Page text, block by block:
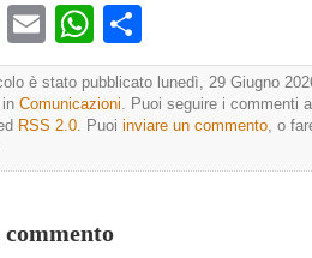
TwitterEmailWhatsApp
è stato pubblicato lunedì, 29 Giugno
Comunicazioni. Puoi seguire i commenti
RSS 2.0. Puoi inviare un commento, o